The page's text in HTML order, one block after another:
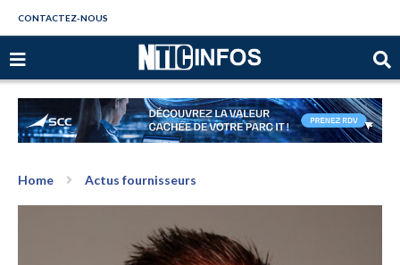
CONTACTEZ-NOUS
Home Actus fournisseurs